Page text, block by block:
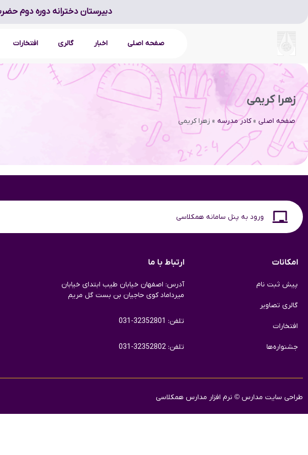
دبیرستان دخترانه دوره دوم
صفحه اصلی اخبار گالری افتخارات
زهرا کریمی
صفحه اصلی »کادر مدرسه » زهرا کریمی
ورود به پنل سامانه همکلاسی
امکانات
پیش ثبت نام
گالری تصاویر
افتخارات
جشنواره‌ها
ارتباط با ما
آدرس: اصفهان خیابان طیب ابتدای خیابان
میرداماد کوی حاجیان بن بست گل مریم
تلفن: 32352801-031
تلفن: 32352802-031
طراحی سایت مدارس © نرم افزار مدارس همکلاسی